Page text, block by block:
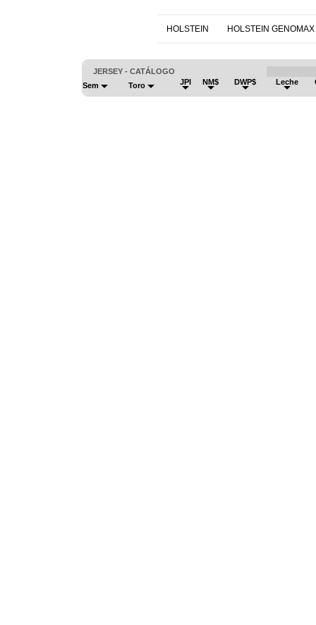
HOLSTEIN HOLSTEIN GENOMAX
JERSEY - CATÁLOGO
Sem
Toro JPI NM$ DWP$ Leche